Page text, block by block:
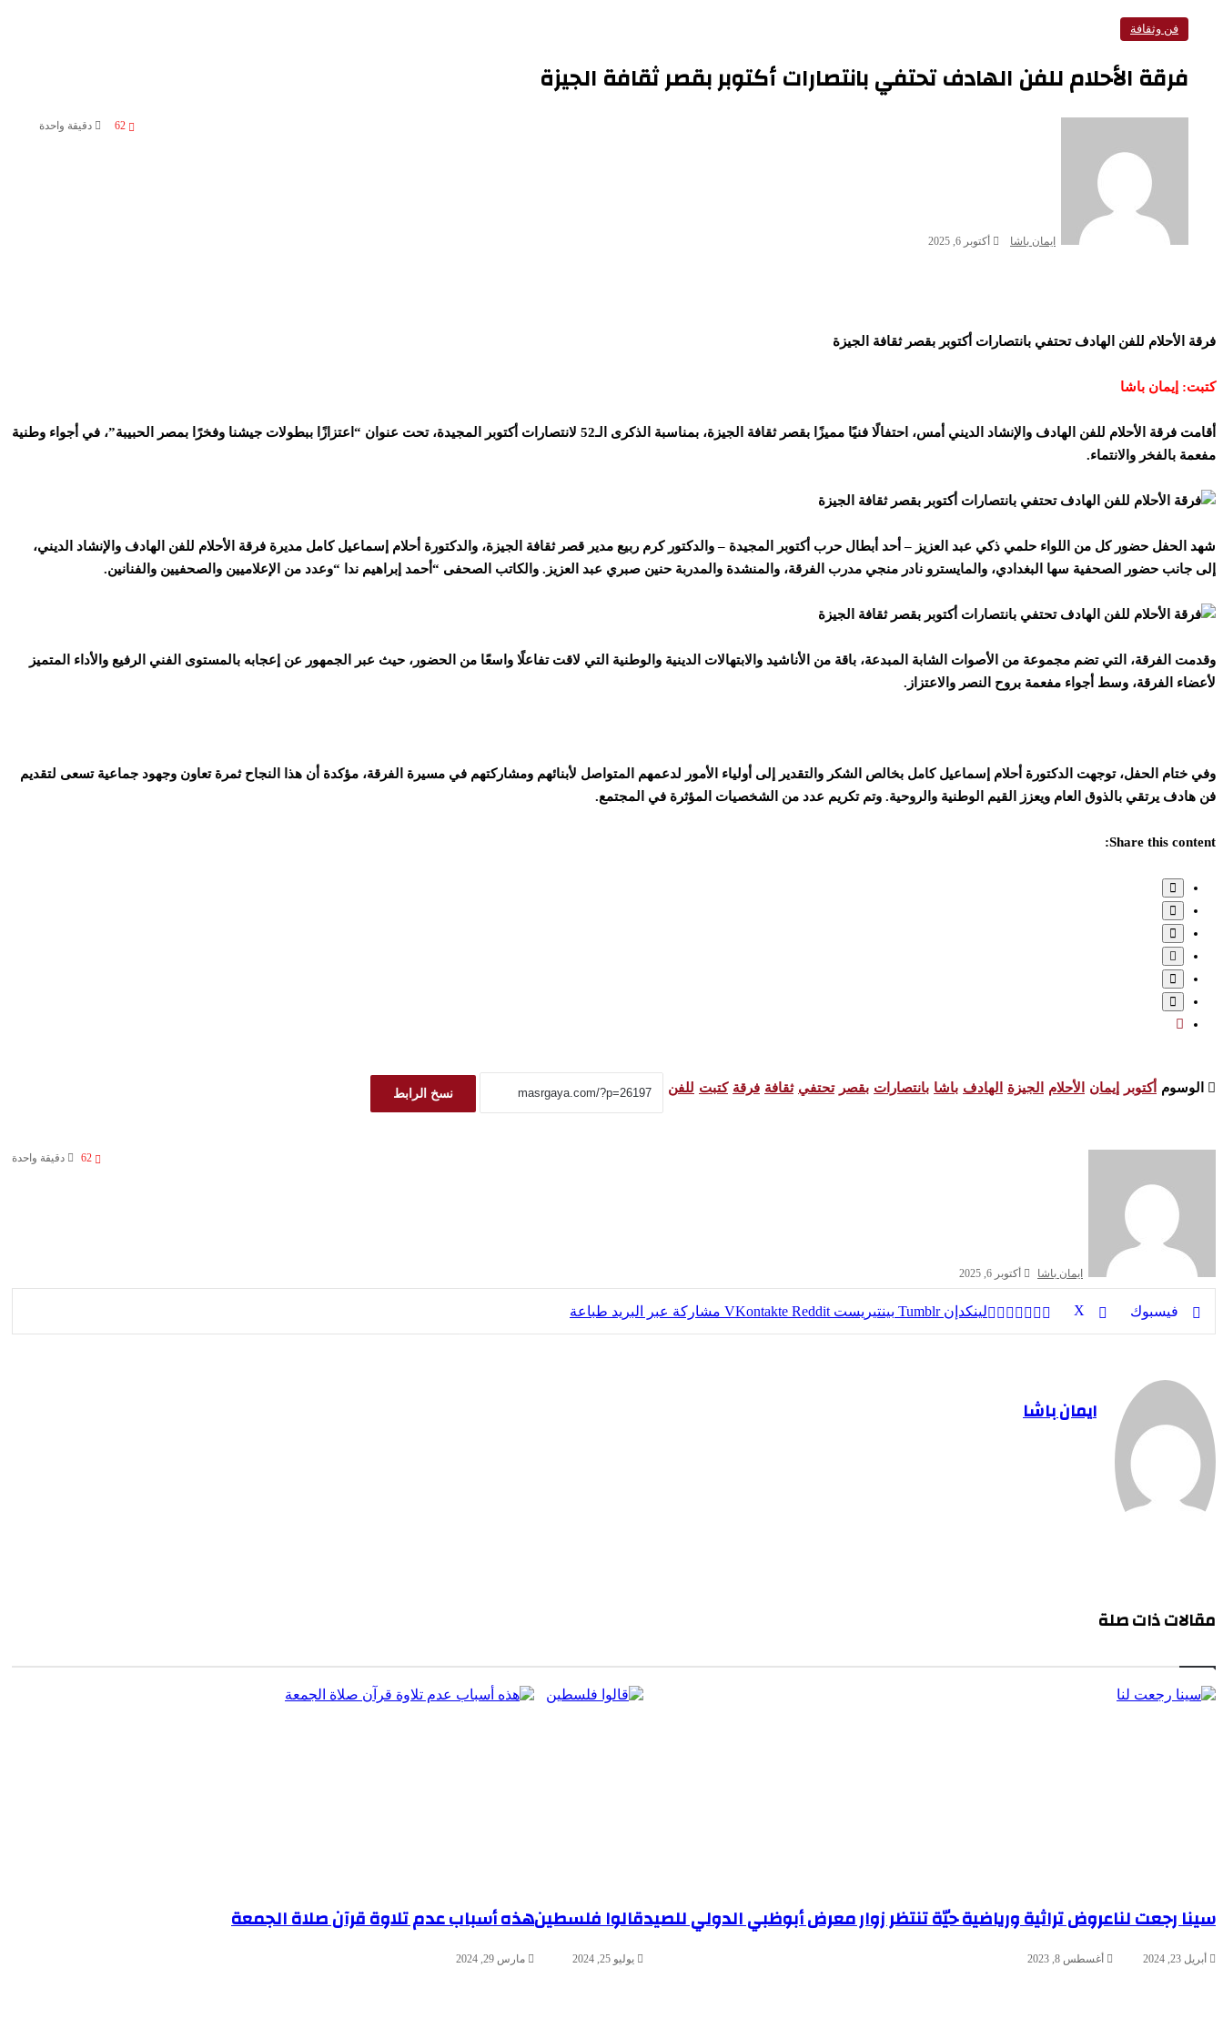
فن وثقافة
فرقة الأحلام للفن الهادف تحتفي بانتصارات أكتوبر بقصر ثقافة الجيزة
ايمان باشا أكتوبر 6, 2025
62 دقيقة واحدة
فرقة الأحلام للفن الهادف تحتفي بانتصارات أكتوبر بقصر ثقافة الجيزة
كتبت: إيمان باشا
أقامت فرقة الأحلام للفن الهادف والإنشاد الديني أمس، احتفالًا فنيًا مميزًا بقصر ثقافة الجيزة، بمناسبة الذكرى الـ52 لانتصارات أكتوبر المجيدة، تحت عنوان “اعتزازًا ببطولات جيشنا وفخرًا بمصر الحبيبة”، في أجواء وطنية
مفعمة بالفخر والانتماء.
شهد الحفل حضور كل من اللواء حلمي ذكي عبد العزيز – أحد أبطال حرب أكتوبر المجيدة – والدكتور كرم ربيع مدير قصر ثقافة الجيزة، والدكتورة أحلام إسماعيل كامل مديرة فرقة الأحلام للفن الهادف والإنشاد الديني،
إلى جانب حضور الصحفية سها البغدادي، والمايسترو نادر منجي مدرب الفرقة، والمنشدة والمدربة حنين صبري عبد العزيز. والكاتب الصحفى “أحمد إبراهيم ندا “وعدد من الإعلاميين والصحفيين والفنانين.
وقدمت الفرقة، التي تضم مجموعة من الأصوات الشابة المبدعة، باقة من الأناشيد والابتهالات الدينية والوطنية التي لاقت تفاعلًا واسعًا من الحضور، حيث عبر الجمهور عن إعجابه بالمستوى الفني الرفيع والأداء المتميز
لأعضاء الفرقة، وسط أجواء مفعمة بروح النصر والاعتزاز.
وفي ختام الحفل، توجهت الدكتورة أحلام إسماعيل كامل بخالص الشكر والتقدير إلى أولياء الأمور لدعمهم المتواصل لأبنائهم ومشاركتهم في مسيرة الفرقة، مؤكدة أن هذا النجاح ثمرة تعاون وجهود جماعية تسعى لتقديم
فن هادف يرتقي بالذوق العام ويعزز القيم الوطنية والروحية. وتم تكريم عدد من الشخصيات المؤثرة في المجتمع.
Share this content:
الوسوم أكتوبر إيمان الأحلام الجيزة الهادف باشا بانتصارات بقصر تحتفي ثقافة فرقة كتبت للفن نسخ الرابط
ايمان باشا أكتوبر 6, 2025
62 دقيقة واحدة
فيسبوك ‫X لينكدإن بينتيريست مشاركة عبر البريد طباعة
ايمان باشا
مقالات ذات صلة
سينا رجعت لنا
أبريل 23, 2024
عروض تراثية ورياضية حيّة تنتظر زوار معرض أبوظبي الدولي للصيد
أغسطس 8, 2023
قالوا فلسطين
يوليو 25, 2024
هذه أسباب عدم تلاوة قرآن صلاة الجمعة
مارس 29, 2024